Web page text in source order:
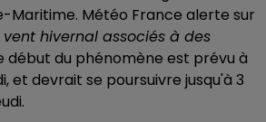
Maritime. Météo France alerte sur
hivernal associés à des
début du phénomène est prévu à
et devrait se poursuivre jusqu'à 3